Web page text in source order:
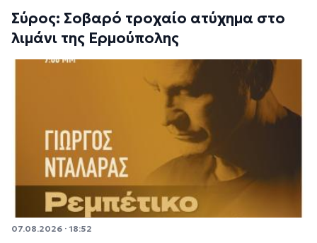
Σύρος: Σοβαρό τροχαίο ατύχημα στο
λιμάνι της Ερμούπολης
07.08.2026 · 18:52